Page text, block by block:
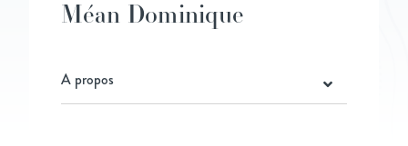
Méan Dominique
A propos